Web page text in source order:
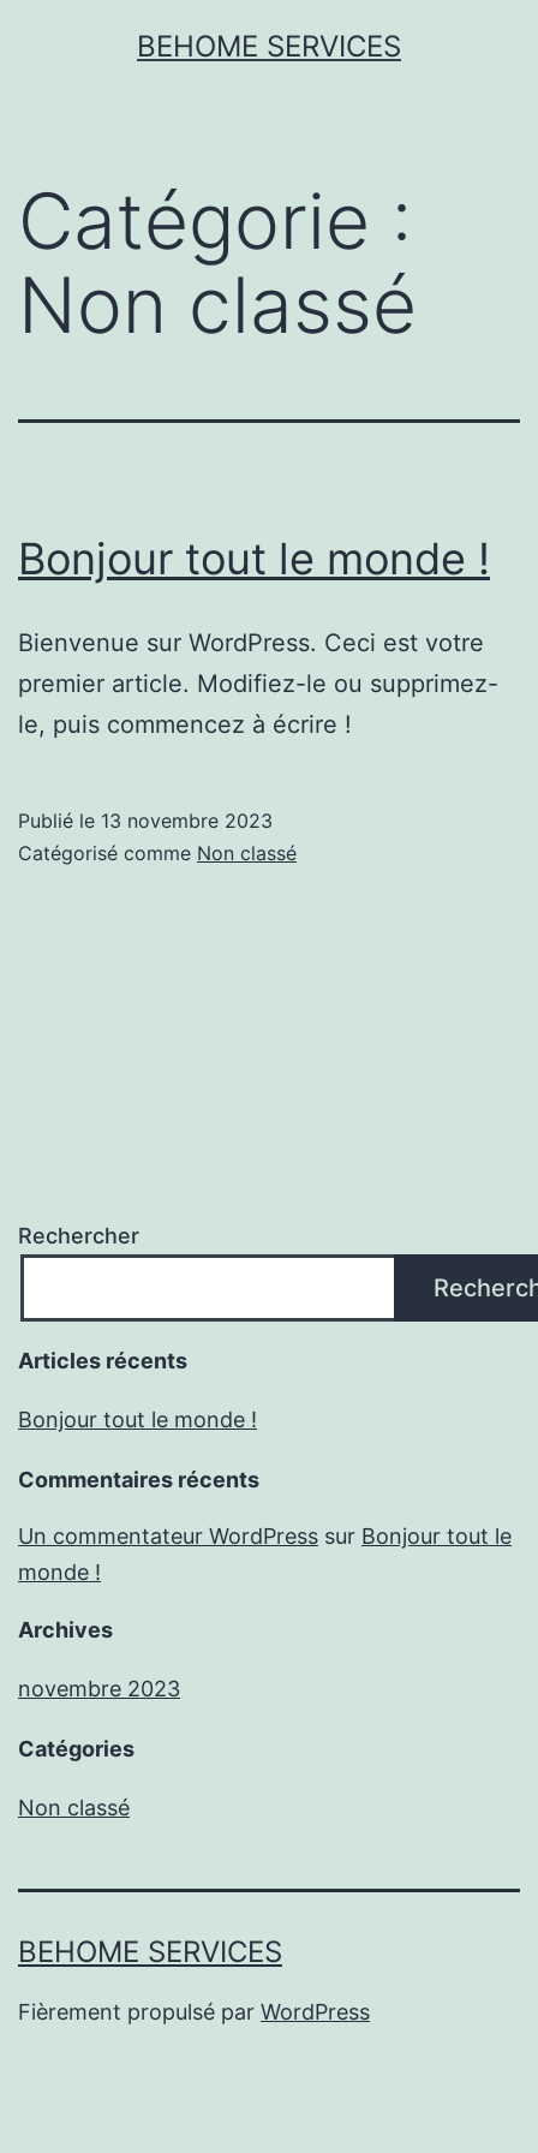
BEHOME SERVICES
Catégorie :
Non classé
Bonjour tout le monde !
Bienvenue sur WordPress. Ceci est votre
premier article. Modifiez-le ou supprimez-
le, puis commencez à écrire !
Publié le 13 novembre 2023
Catégorisé comme Non classé
Rechercher
Articles récents
Bonjour tout le monde !
Commentaires récents
Un commentateur WordPress sur Bonjour tout le
monde !
Archives
novembre 2023
Catégories
Non classé
BEHOME SERVICES
Fièrement propulsé par WordPress